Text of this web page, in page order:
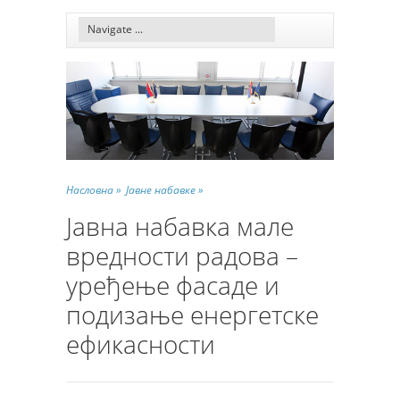
Насловна » Јавне набавке »
Јавна набавка мале
вредности радова –
уређење фасаде и
подизање енергетске
ефикасности